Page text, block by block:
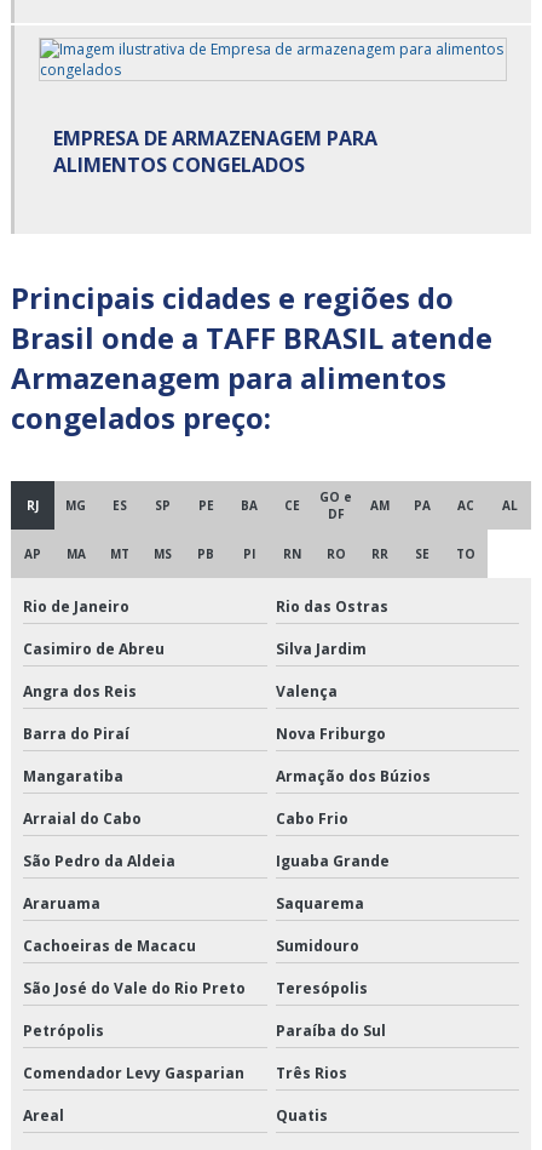
Carga fracionada e dedicada
Carga fracionada transportadora
Centro de distribuição cross docking
Cross docking empresas
Cross docking fornecedores
Cross docking preço
Cross docking transportadora
Cross docking transporte
Cross docking valor
Crossdocking em são paulo
Crossdocking preço
Crossdocking valor
Distribuição de alimentos climatizados em sp
Distribuição de alimentos climatizados preço
Distribuição de alimentos climatizados são paulo
Distribuição de alimentos climatizados valor
Distribuição de alimentos congelados em sp
EMPRESA DE ARMAZENAGEM PARA
ALIMENTOS CONGELADOS
Principais cidades e regiões do
Brasil onde a TAFF BRASIL atende
Armazenagem para alimentos
congelados preço:
RJ MG ES SP PE BA CE
GO e
DF
AM PA AC AL
AP MA MT MS PB PI RN RO RR SE TO
Rio de Janeiro Rio das Ostras
Casimiro de Abreu Silva Jardim
Angra dos Reis Valença
Barra do Piraí Nova Friburgo
Mangaratiba Armação dos Búzios
Arraial do Cabo Cabo Frio
São Pedro da Aldeia Iguaba Grande
Araruama Saquarema
Cachoeiras de Macacu Sumidouro
São José do Vale do Rio Preto Teresópolis
Petrópolis Paraíba do Sul
Comendador Levy Gasparian Três Rios
Areal Quatis